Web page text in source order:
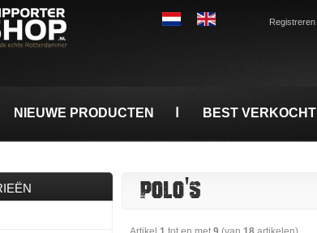
Registreren
NIEUWE PRODUCTEN BEST VERKOCHT
POLO'S